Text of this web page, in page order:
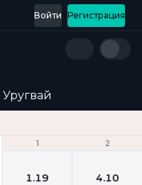
Регистрация
Войти
Уругвай
1 2
1 2
1.19 4.10